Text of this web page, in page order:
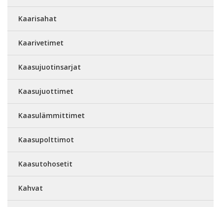
Kaarisahat
Kaarivetimet
Kaasujuotinsarjat
Kaasujuottimet
Kaasulämmittimet
Kaasupolttimot
Kaasutohosetit
Kahvat